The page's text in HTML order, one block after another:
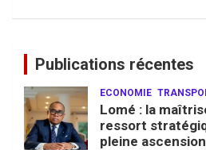
Publications récentes
ECONOMIE
Lomé : la
ressort
pleine ascension